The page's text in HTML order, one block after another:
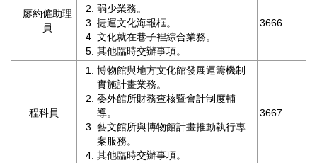
廉廖約僱助理
員
弱少業務。
捷運文化海報框。
文化就在巷子裡綜合業務。
其他臨時交辦事項。
3666
程科員
博物館與地方文化館發展運籌機制
實施計畫業務。
委外館所財務查核暨會計制度輔
導。
藝文館所與博物館計畫推動執行專
案服務。
其他臨時交辦事項。
3667